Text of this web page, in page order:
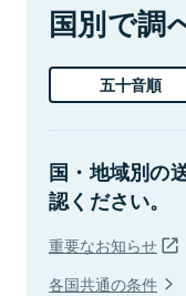
国別で調
五十音順
国・地域別の
認ください。
重要なお知らせ
各国共通の条件